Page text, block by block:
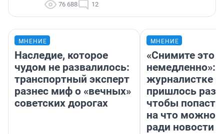
76 688 12
МНЕНИЕ
Наследие, которое
чудом не развалилось:
транспортный эксперт
разнес миф о «вечных»
советских дорогах
МНЕНИЕ
«Снимите это
немедленно»:
журналистке
пришлось
чтобы попасть
на что можно
ради новости